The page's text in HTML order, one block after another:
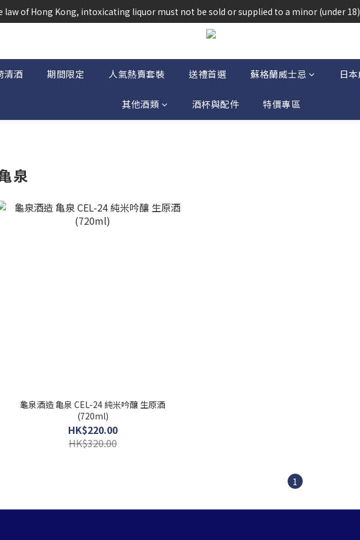
根據香港法律，不得在業務過程中，向未成年人(18歲以下人士)售賣或供應令人醺醉
law of Hong Kong, intoxicating liquor must not be sold or supplied to a minor (under
根據香港法律，不得在業務過程中，向未成年人(18歲以下人士)售賣或供應令人醺醉的
清酒 期間限定 人氣熱賣套裝 送禮首選 蘇格蘭威士忌 日
其他酒類 酒杯與配件 特價專區
泉
龜泉酒造 亀泉 CEL-24 純米吟釀 生原酒
(720ml)
HK$220.00
HK$320.00
1